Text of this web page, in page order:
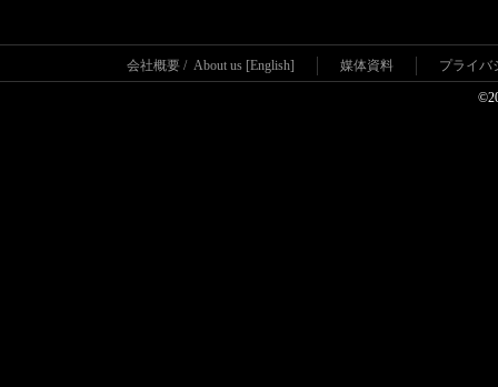
会社概要 / About us [English] 媒体資料 プライバ